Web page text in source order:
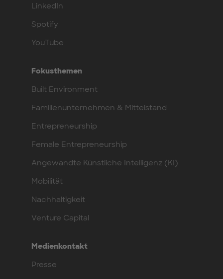
LinkedIn
Spotify
YouTube
Fokusthemen
Built Environment
Familienunternehmen & Mittelstand
Entrepreneurship
Female Entrepreneurship
Angewandte Künstliche Intelligenz (KI)
Mobilität
Nachhaltigkeit
Venture Capital
Medienkontakt
Presse